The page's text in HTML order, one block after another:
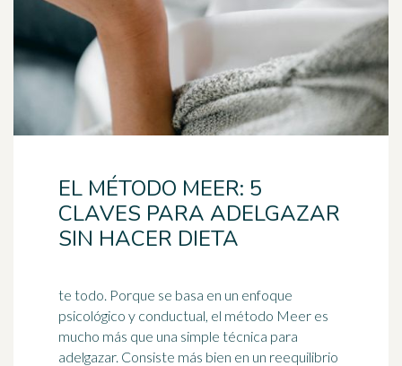
EL MÉTODO MEER: 5
CLAVES PARA ADELGAZAR
SIN HACER DIETA
te todo. Porque se basa en un enfoque
psicológico y conductual, el método Meer es
mucho más que una simple técnica para
adelgazar. Consiste más bien en un reequilibrio